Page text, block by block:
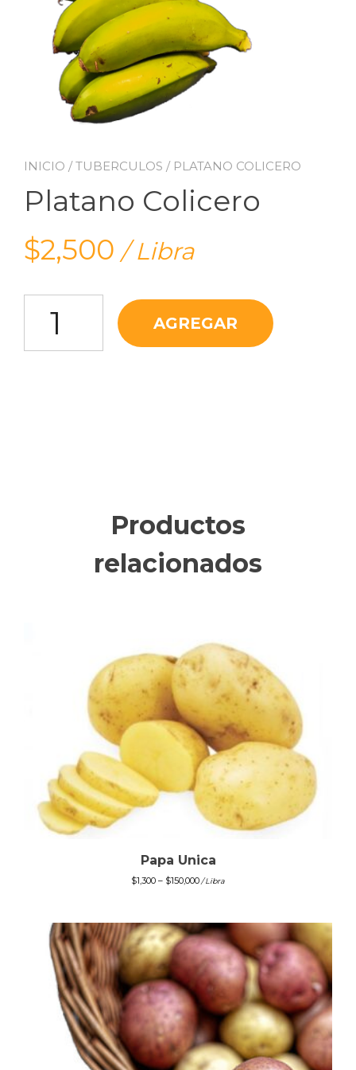
INICIO /TUBERCULOS / PLATANO COLICERO
Platano Colicero
$2,500 / Libra
Platano Colicero cantidad
AGREGAR
Productos
relacionados
Papa Unica
$1,300 – $150,000 / Libra